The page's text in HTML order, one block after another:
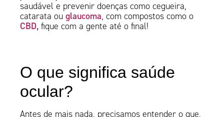
saudável e prevenir doenças como cegueira,
catarata ouglaucoma, com compostos como o
CBD, fique com a gente até o final!
O que significa saúde
ocular?
Antes de mais nada, precisamos entender o que,